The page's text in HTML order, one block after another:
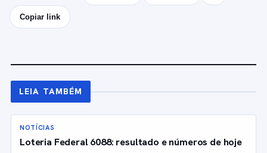
Copiar link
LEIA TAMBÉM
NOTÍCIAS
Loteria Federal 6088: resultado e números de hoje